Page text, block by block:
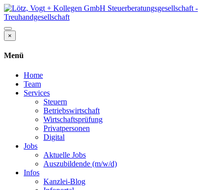
×
Menü
Home
Team
Services
Steuern
Betriebswirtschaft
Wirtschaftsprüfung
Privatpersonen
Digital
Jobs
Aktuelle Jobs
Auszubildende (m/w/d)
Infos
Kanzlei-Blog